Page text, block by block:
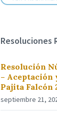
Resoluciones
Resolución
– Aceptación
Pajita Falcón
septiembre 21,